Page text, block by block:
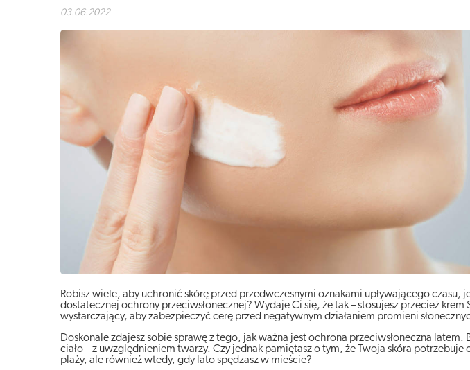
03.06.2022
Robisz wiele, aby uchronić skórę przed przedwczesnymi oznakami upływającego czasu,
dostatecznej ochrony przeciwsłonecznej? Wydaje Ci się, że tak – stosujesz przecież
wystarczający, aby zabezpieczyć cerę przed negatywnym działaniem promieni
Doskonale zdajesz sobie sprawę z tego, jak ważna jest ochrona przeciwsłoneczna latem.
ciało – z uwzględnieniem twarzy. Czy jednak pamiętasz o tym, że Twoja skóra
plaży, ale również wtedy, gdy lato spędzasz w mieście?